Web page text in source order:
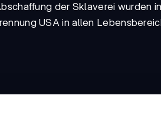
der Sklaverei wurden
USA in allen